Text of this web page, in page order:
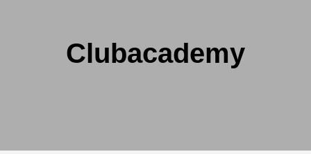
Clubacademy